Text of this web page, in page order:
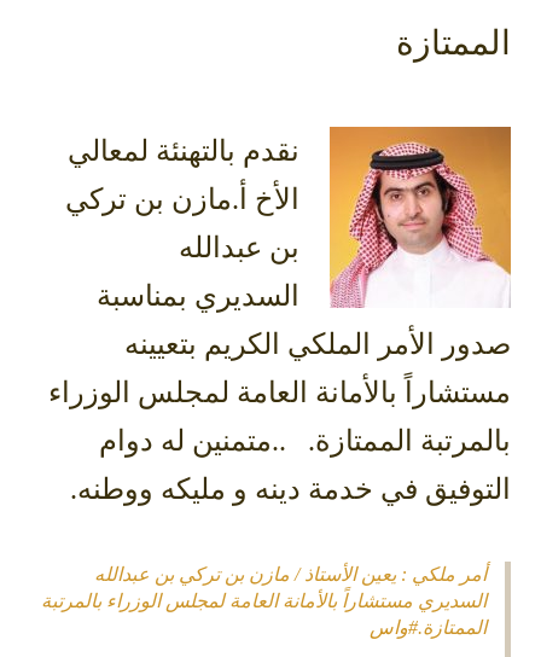
الممتازة
نقدم بالتهنئة لمعالي
الأخ أ.مازن بن تركي
بن عبدالله
السديري بمناسبة
صدور الأمر الملكي الكريم بتعيينه
مستشاراً بالأمانة العامة لمجلس الوزراء
بالمرتبة الممتازة.
..متمنين له دوام
التوفيق في خدمة دينه و مليكه ووطنه.
أمر ملكي : يعين الأستاذ / مازن بن تركي بن عبدالله
السديري مستشاراً بالأمانة العامة لمجلس الوزراء بالمرتبة
الممتازة.#واس